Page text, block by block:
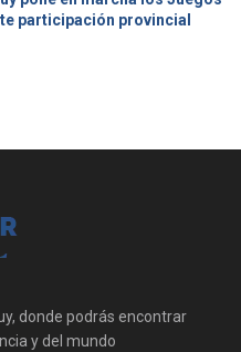
participación provincial
donde podrás encontrar
y del mundo